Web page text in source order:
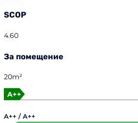
SCOP
4.60
За помещение
20m²
A++
A++ / A++